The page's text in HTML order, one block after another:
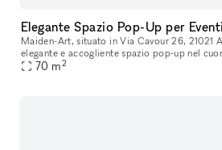
Maiden-Art, situato in Via Cavour 26, 21021
elegante e accogliente spazio pop-up nel
dal Lago Maggiore. Questo spazio unico
70 m2